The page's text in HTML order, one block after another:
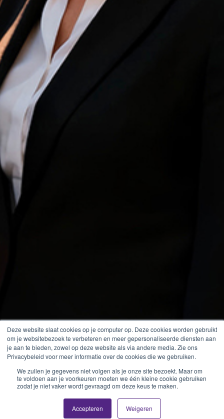
Deze website slaat cookies op je computer op. Deze cookies worden gebruikt
om je websitebezoek te verbeteren en meer gepersonaliseerde diensten aan
je aan te bieden, zowel op deze website als via andere media. Zie ons
Privacybeleid voor meer informatie over de cookies die we gebruiken.
We zullen je gegevens niet volgen als je onze site bezoekt. Maar om
te voldoen aan je voorkeuren moeten we één kleine cookie gebruiken
zodat je niet vaker wordt gevraagd om deze keus te maken.
Accepteren Weigeren